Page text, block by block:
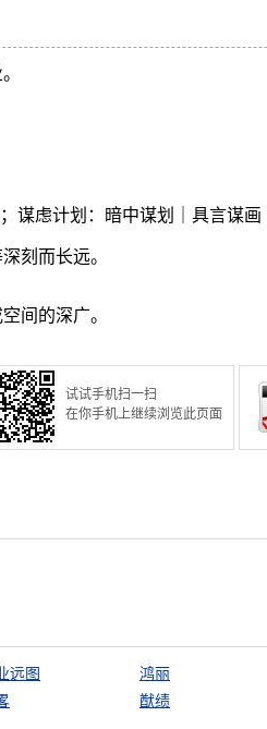
；谋虑计划：暗中谋划｜具言谋
刻而长远。
间的深广。
试试手机扫一扫
在你手机上继续浏览此页面
远图
鸿丽
猷绩